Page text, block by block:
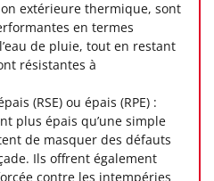
extérieure thermique, sont
en termes
de pluie, tout en restant
résistantes à
(RSE) ou épais (RPE) :
plus épais qu’une simple
de masquer des défauts
Ils offrent également
contre les intempéries